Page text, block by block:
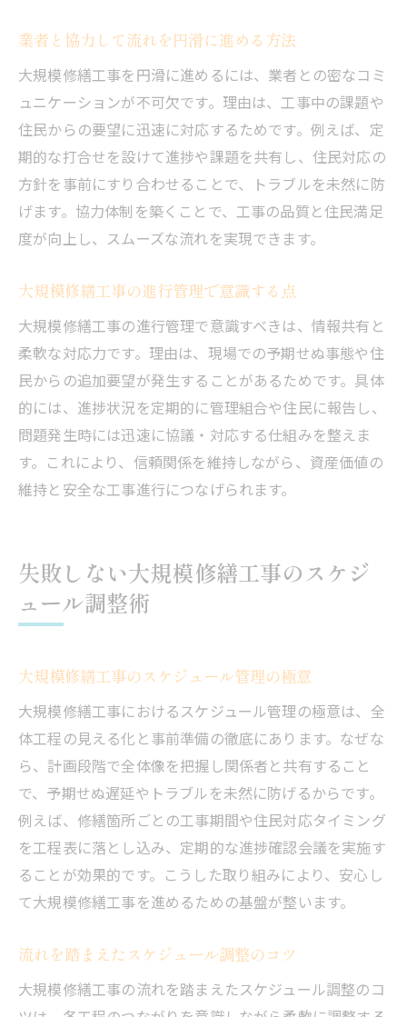
業者と協力して流れを円滑に進める方法
大規模修繕工事を円滑に進めるには、業者との密なコミ
ュニケーションが不可欠です。理由は、工事中の課題や
住民からの要望に迅速に対応するためです。例えば、定
期的な打合せを設けて進捗や課題を共有し、住民対応の
方針を事前にすり合わせることで、トラブルを未然に防
げます。協力体制を築くことで、工事の品質と住民満足
度が向上し、スムーズな流れを実現できます。
大規模修繕工事の進行管理で意識する点
大規模修繕工事の進行管理で意識すべきは、情報共有と
柔軟な対応力です。理由は、現場での予期せぬ事態や住
民からの追加要望が発生することがあるためです。具体
的には、進捗状況を定期的に管理組合や住民に報告し、
問題発生時には迅速に協議・対応する仕組みを整えま
す。これにより、信頼関係を維持しながら、資産価値の
維持と安全な工事進行につなげられます。
失敗しない大規模修繕工事のスケジ
ュール調整術
大規模修繕工事のスケジュール管理の極意
大規模修繕工事におけるスケジュール管理の極意は、全
体工程の見える化と事前準備の徹底にあります。なぜな
ら、計画段階で全体像を把握し関係者と共有すること
で、予期せぬ遅延やトラブルを未然に防げるからです。
例えば、修繕箇所ごとの工事期間や住民対応タイミング
を工程表に落とし込み、定期的な進捗確認会議を実施す
ることが効果的です。こうした取り組みにより、安心し
て大規模修繕工事を進めるための基盤が整います。
流れを踏まえたスケジュール調整のコツ
大規模修繕工事の流れを踏まえたスケジュール調整のコ